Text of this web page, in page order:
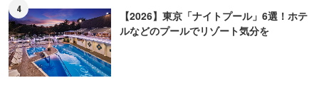
4
【2026】東京「ナイトプール」6選！ホテ
ルなどのプールでリゾート気分を